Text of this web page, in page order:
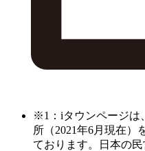
※1：iタウンページは
所（2021年6月現在）
ております。日本の